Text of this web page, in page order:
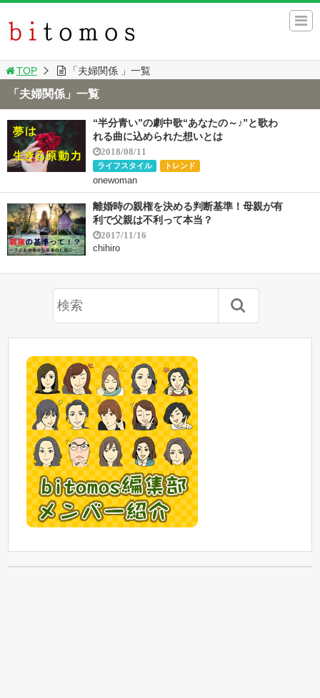
TOP 「夫婦関係 」一覧
「夫婦関係」一覧
“半分青い”の劇中歌“あなたの～♪”と歌わ
れる曲に込められた想いとは
2018/08/11
ライフスタイル トレンド
onewoman
離婚時の親権を決める判断基準！母親が有
利で父親は不利って本当？
2017/11/16
chihiro